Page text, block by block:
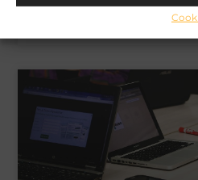
Hoe u een webshop laat bouwen